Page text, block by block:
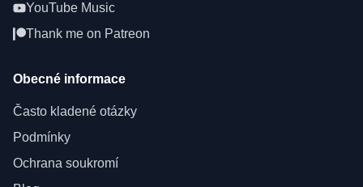
YouTube Music
Thank me on Patreon
Obecné informace
Často kladené otázky
Podmínky
Ochrana soukromí